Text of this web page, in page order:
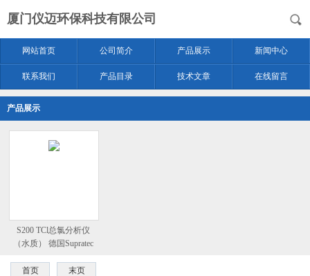
厦门仪迈环保科技有限公司
网站首页 公司简介 产品展示 新闻中心
联系我们 产品目录 技术文章 在线留言
产品展示
S200 TCl总氯分析仪
（水质） 德国Supratec
首页 末页